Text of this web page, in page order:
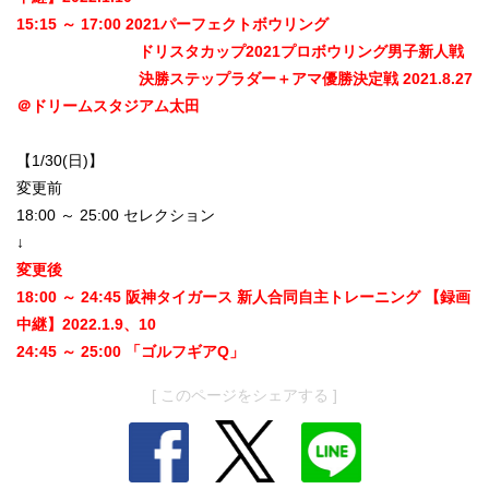
15:15 ～ 17:00 2021パーフェクトボウリング
ドリスタカップ2021プロボウリング男子新人戦
決勝ステップラダー＋アマ優勝決定戦 2021.8.27
＠ドリームスタジアム太田
【1/30(日)】
変更前
18:00 ～ 25:00 セレクション
↓
変更後
18:00 ～ 24:45 阪神タイガース 新人合同自主トレーニング 【録画
中継】2022.1.9、10
24:45 ～ 25:00 「ゴルフギアQ」
[ このページをシェアする ]